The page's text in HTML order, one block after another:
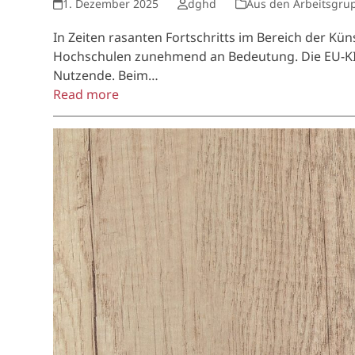
1. Dezember 2025 dghd Aus den
In Zeiten rasanten Fortschritts im Bereich der
Hochschulen zunehmend an Bedeutung. Die
Nutzende. Beim…
Read more